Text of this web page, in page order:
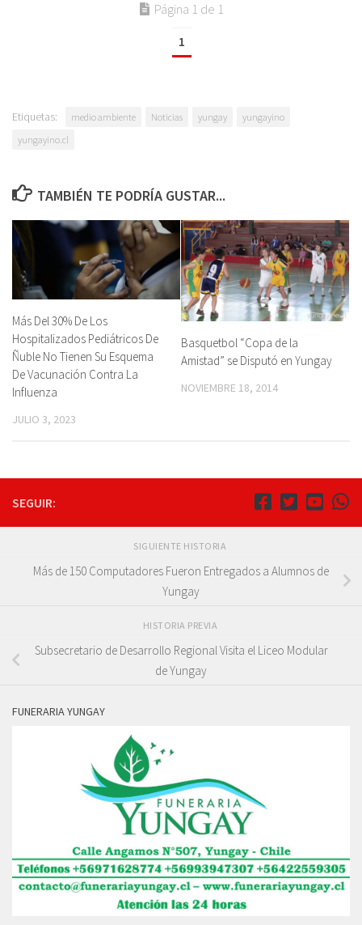
Página 1 de 1
1
Etiquetas: medio ambiente Noticias yungay
yungayino
yungayino.cl
TAMBIÉN TE PODRÍA GUSTAR...
Más Del 30% De Los
Hospitalizados Pediátricos De
Ñuble No Tienen Su Esquema
De Vacunación Contra La
Influenza
JULIO 3, 2023
Basquetbol “Copa de la
Amistad” se Disputó en Yungay
NOVIEMBRE 18, 2014
SEGUIR:
SIGUIENTE HISTORIA
Más de 150 Computadores Fueron Entregados a Alumnos de
Yungay
HISTORIA PREVIA
Subsecretario de Desarrollo Regional Visita el Liceo Modular
de Yungay
FUNERARIA YUNGAY